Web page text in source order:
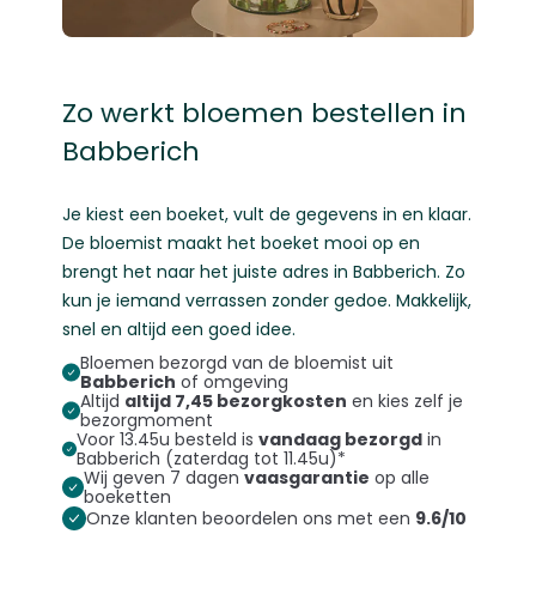
Zo werkt bloemen bestellen in
Babberich
Je kiest een boeket, vult de gegevens in en klaar.
De bloemist maakt het boeket mooi op en
brengt het naar het juiste adres in Babberich. Zo
kun je iemand verrassen zonder gedoe. Makkelijk,
snel en altijd een goed idee.
Bloemen bezorgd van de bloemist uit
Babberich of omgeving
Altijd altijd 7,45 bezorgkosten en kies zelf je
bezorgmoment
Voor 13.45u besteld isvandaag bezorgd in
Babberich (zaterdag tot 11.45u)*
Wij geven 7 dagen vaasgarantie op alle
boeketten
Onze klanten beoordelen ons met een 9.6/10